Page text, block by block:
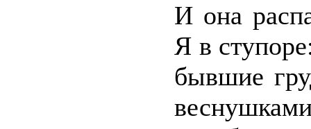
И она
Я в
бывшие